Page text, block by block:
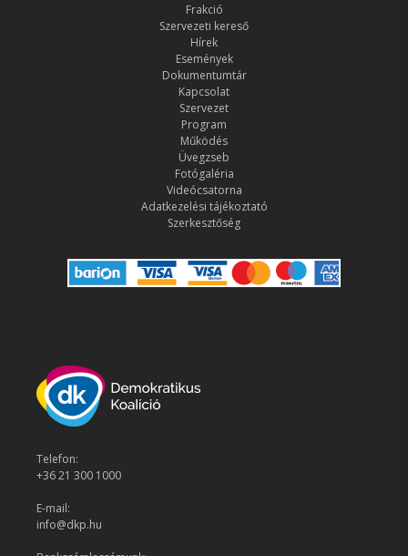
Frakció
Szervezeti kereső
Hírek
Események
Dokumentumtár
Kapcsolat
Szervezet
Program
Működés
Üvegzseb
Fotógaléria
Videócsatorna
Adatkezelési tájékoztató
Szerkesztőség
Telefon:
+36 21 300 1000
E-mail:
info@dkp.hu